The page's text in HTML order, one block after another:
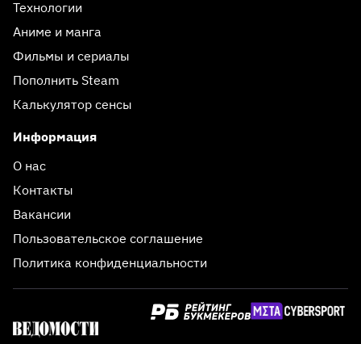
Технологии
Аниме и манга
Фильмы и сериалы
Пополнить Steam
Калькулятор сенсы
Информация
О нас
Контакты
Вакансии
Пользовательское соглашение
Политика конфиденциальности